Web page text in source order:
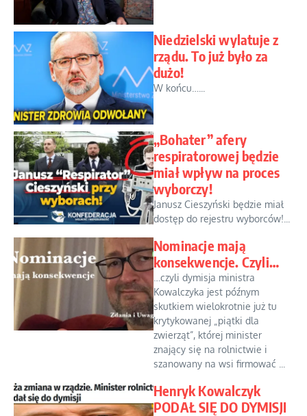
Niedzielski wylatuje z
rządu. To już było za
dużo!
W końcu…...
„Bohater” afery
respiratorowej będzie
miał wpływ na proces
wyborczy!
Janusz Cieszyński będzie miał
dostęp do rejestru wyborców!...
Nominacje mają
konsekwencje. Czyli…
…czyli dymisja ministra
Kowalczyka jest późnym
skutkiem wielokrotnie już tu
krytykowanej „piątki dla
zwierząt”, której minister
znający się na rolnictwie i
szanowany na wsi firmować ...
Henryk Kowalczyk
PODAŁ SIĘ DO DYMISJI